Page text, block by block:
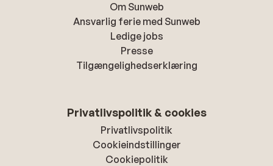
Om Sunweb
Ansvarlig ferie med Sunweb
Ledige jobs
Presse
Tilgængelighedserklæring
Privatlivspolitik & cookies
Privatlivspolitik
Cookieindstillinger
Cookiepolitik